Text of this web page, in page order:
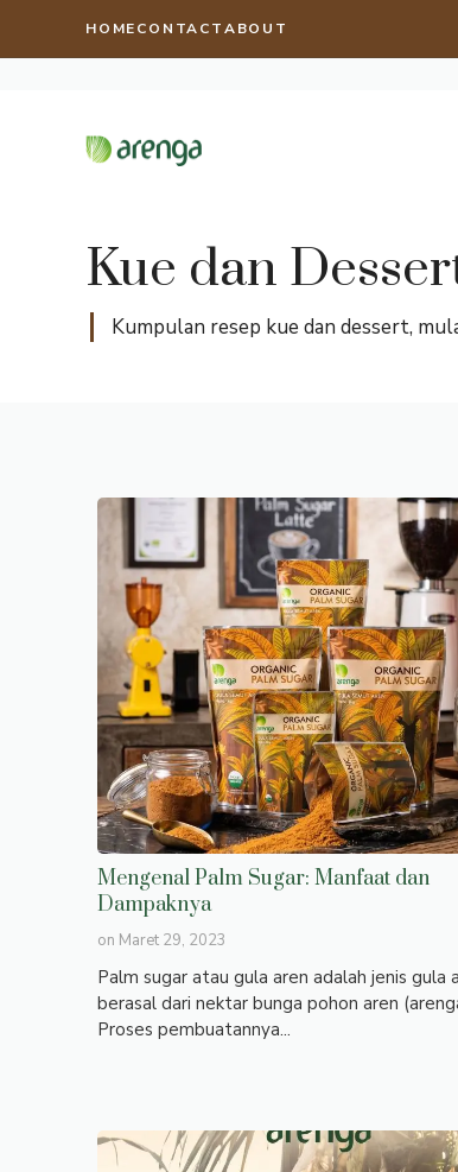
HOMECONTACTABOUT
Kue dan
Kumpulan resep kue dan dessert,
Mengenal Palm Sugar: Manfaat dan
Dampaknya
on Maret 29, 2023
Palm sugar atau gula aren adalah jenis gula
berasal dari nektar bunga pohon aren
Proses pembuatannya...